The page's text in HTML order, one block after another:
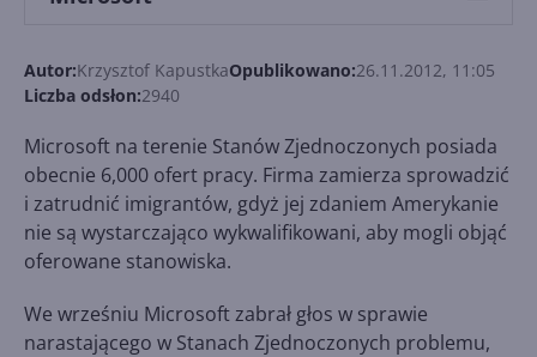
Autor:Krzysztof KapustkaOpublikowano:26.11.2012, 11:05
Liczba odsłon:2940
Microsoft na terenie Stanów Zjednoczonych posiada
obecnie 6,000 ofert pracy. Firma zamierza sprowadzić
i zatrudnić imigrantów, gdyż jej zdaniem Amerykanie
nie są wystarczająco wykwalifikowani, aby mogli objąć
oferowane stanowiska.
We wrześniu Microsoft zabrał głos w sprawie
narastającego w Stanach Zjednoczonych problemu,